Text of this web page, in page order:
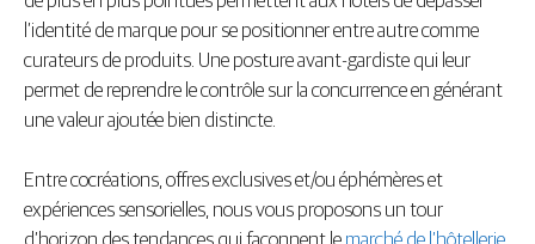
l’identité de marque pour se positionner entre autre comme
curateurs de produits. Une posture avant-gardiste qui leur
permet de reprendre le contrôle sur la concurrence en générant
une valeur ajoutée bien distincte.
Entre cocréations, offres exclusives et/ou éphémères et
expériences sensorielles, nous vous proposons un tour